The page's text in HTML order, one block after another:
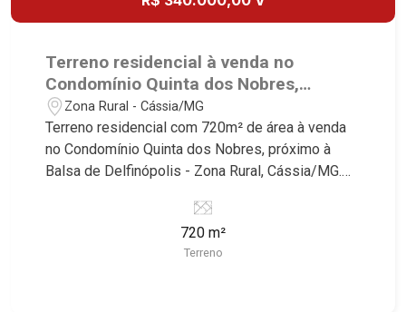
Terreno residencial à venda no
Condomínio Quinta dos Nobres,
próximo à Balsa de Delfinópolis -
Cássia/MG.
Zona Rural - Cássia/MG
Terreno residencial com 720m² de área à venda
no Condomínio Quinta dos Nobres, próximo à
Balsa de Delfinópolis - Zona Rural, Cássia/MG.
Martinelli Imobiliária selecionou para você: -
720m² de área terreno - Plano - Condomínio
720 m²
Terreno